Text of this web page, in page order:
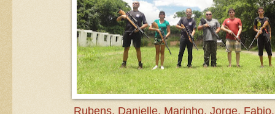
Rubens, Danielle, Marinho, Jorge,